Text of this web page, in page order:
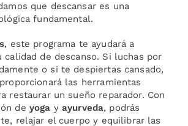
que descansar es una
fundamental.
, este programa te ayudará a
de descanso. Si luchas por
o si te despiertas cansado,
las herramientas
restaurar un sueño reparador. Con
de yoga y ayurveda, podrás
relajar el cuerpo y equilibrar las